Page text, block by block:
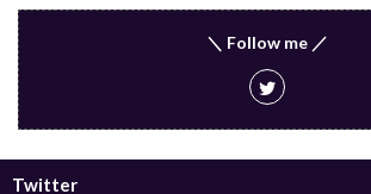
＼ Follow me ／
Twitter